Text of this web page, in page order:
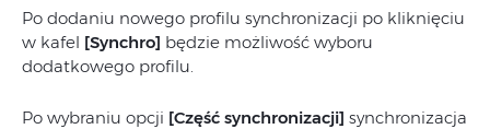
Po dodaniu nowego profilu synchronizacji po kliknięciu
w kafel [Synchro] będzie możliwość wyboru
dodatkowego profilu.
Po wybraniu opcji [Część synchronizacji] synchronizacja